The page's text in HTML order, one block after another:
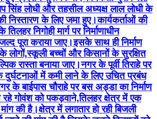
सिंह लोधी और तहसील अध्यक्ष लाल लोधी के
निस्तारण के लिए जमा हुए।कार्यकर्ताओं की
निगोही मार्ग पर निर्माणाधीन
पूरा कराया जाए।इसके साथ ही निर्माण
के लोगों,स्कूली बच्चों और किसानों के सुरक्षित
रास्ता बनाया जाए।नगर के पूर्वी तिराहे पर
दुर्घटनाओं में कमी लाने के लिए उचित प्रबंध
के बाईपास चौराहे पर बस अड्डा का निर्माण
गोवंश को पकड़वाने,तिलहर क्षेत्र में एक
की है।क्षेत्र में लगातार हो रही बिजली